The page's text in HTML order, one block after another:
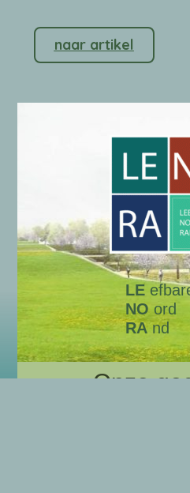
naar artikel
LE
NOord
RAnd
Onze